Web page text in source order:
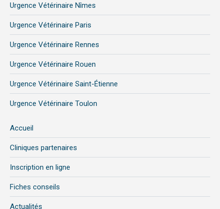
Urgence Vétérinaire Nîmes
Urgence Vétérinaire Paris
Urgence Vétérinaire Rennes
Urgence Vétérinaire Rouen
Urgence Vétérinaire Saint-Étienne
Urgence Vétérinaire Toulon
Accueil
Cliniques partenaires
Inscription en ligne
Fiches conseils
Actualités